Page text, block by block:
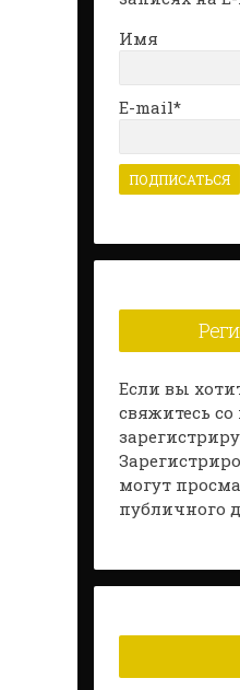
Имя
E-mail*
Если вы
свяжитесь
могут
публичного